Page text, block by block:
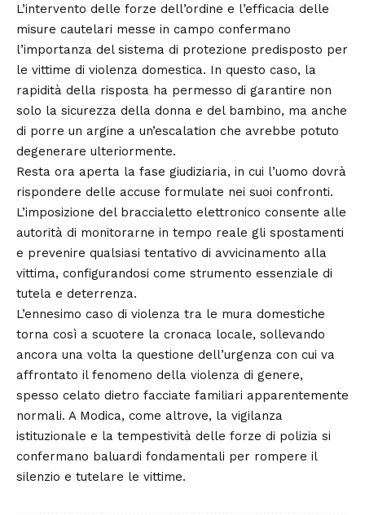
L’intervento delle forze dell’ordine e l’efficacia delle
misure cautelari messe in campo confermano
l’importanza del sistema di protezione predisposto per
le vittime di violenza domestica. In questo caso, la
rapidità della risposta ha permesso di garantire non
solo la sicurezza della donna e del bambino, ma anche
di porre un argine a un’escalation che avrebbe potuto
degenerare ulteriormente.
Resta ora aperta la fase giudiziaria, in cui l’uomo dovrà
rispondere delle accuse formulate nei suoi confronti.
L’imposizione del braccialetto elettronico consente alle
autorità di monitorarne in tempo reale gli spostamenti
e prevenire qualsiasi tentativo di avvicinamento alla
vittima, configurandosi come strumento essenziale di
tutela e deterrenza.
L’ennesimo caso di violenza tra le mura domestiche
torna così a scuotere la cronaca locale, sollevando
ancora una volta la questione dell’urgenza con cui va
affrontato il fenomeno della violenza di genere,
spesso celato dietro facciate familiari apparentemente
normali. A Modica, come altrove, la vigilanza
istituzionale e la tempestività delle forze di polizia si
confermano baluardi fondamentali per rompere il
silenzio e tutelare le vittime.